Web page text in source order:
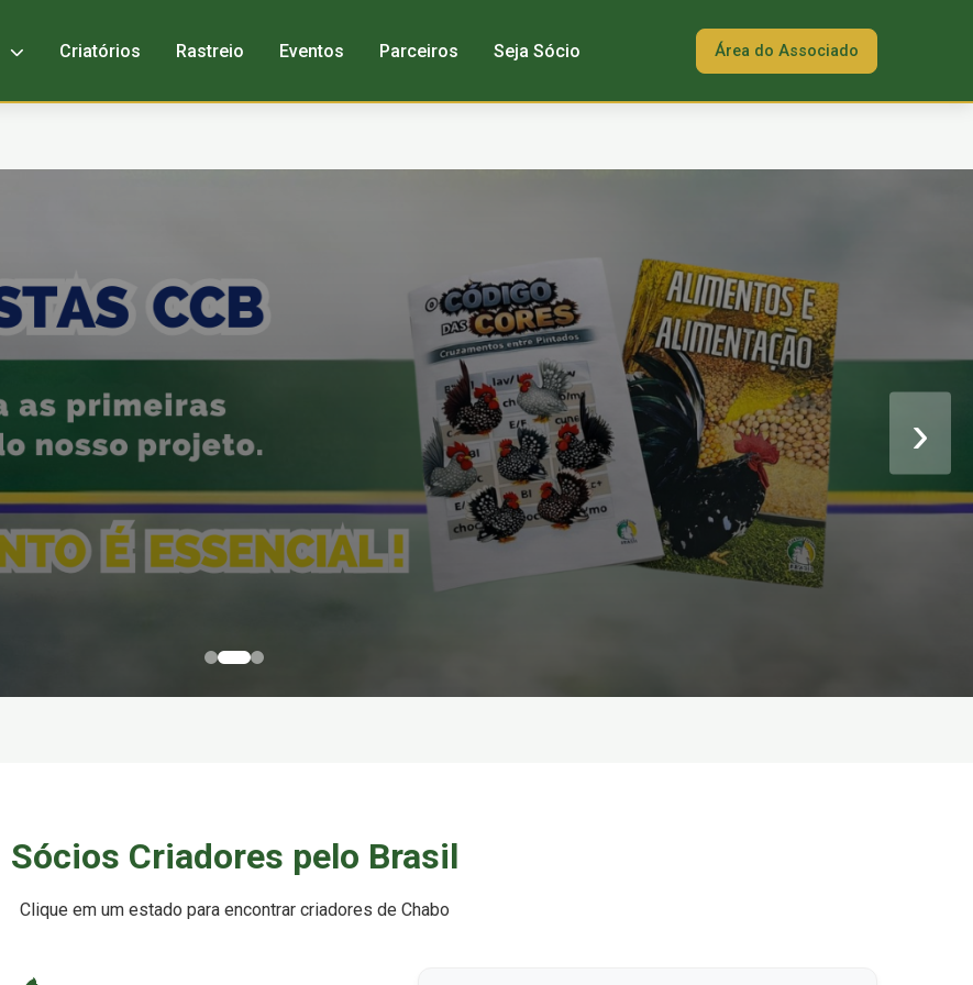
Criatórios Rastreio Eventos Parceiros Seja Sócio Área do Associado
›
Sócios Criadores pelo Brasil
Clique em um estado para encontrar criadores de Chabo